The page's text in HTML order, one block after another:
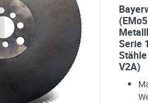
Serie
V2A)